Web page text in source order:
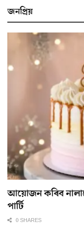
জনপ্ৰিয়
আয়োজন কৰিব
পাৰ্টি
0 SHARES